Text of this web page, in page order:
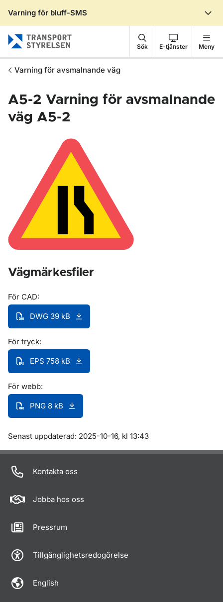
Varning för bluff-SMS
Sök E-tjänster Meny
Varning för avsmalnande väg
A5-2 Varning för avsmalnande
väg A5-2
Vägmärkesfiler
För CAD:
DWG 39 kB
För tryck:
EPS 758 kB
För webb:
PNG 8 kB
Om sidan
Senast uppdaterad: 2025-10-16, kl 13:43
Kontakta oss
Jobba hos oss
Pressrum
Tillgänglighetsredogörelse
English